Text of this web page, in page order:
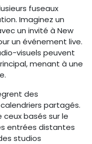
fuseaux
Imaginez un
un invité à New
un événement live.
visuels peuvent
menant à une
des
partagés.
basés sur le
entrées distantes
studios